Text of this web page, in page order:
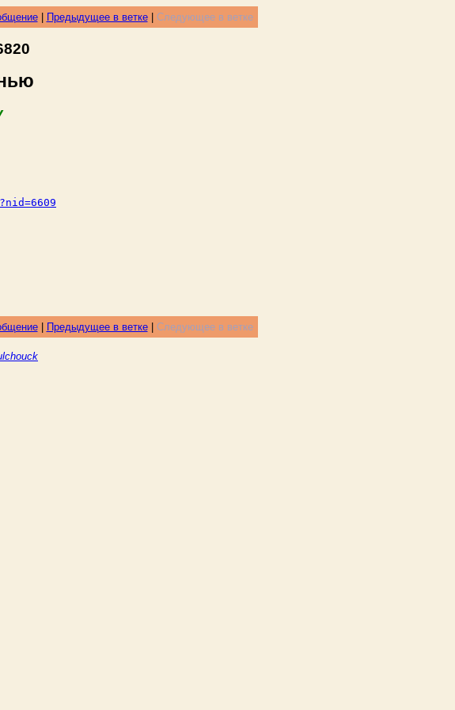
| Предыдущее в ветке| Следующее в ветке
| Предыдущее в ветке| Следующее в ветке